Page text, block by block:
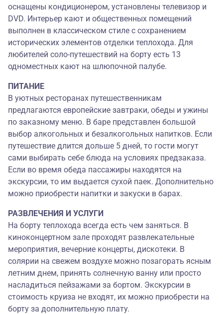
оснащены кондиционером, установлены телевизор и
DVD. Интерьер кают и общественных помещений
выполнен в классическом стиле с сохранением
исторических элементов отделки теплохода. Для
любителей соло-путешествий на борту есть 13
одноместных кают на шлюпочной палубе.
ПИТАНИЕ
В уютных ресторанах путешественникам
предлагаются европейские завтраки, обеды и ужины
по заказному меню. В баре представлен большой
выбор алкогольных и безалкогольных напитков. Если
путешествие длится дольше 5 дней, то гости могут
сами выбирать себе блюда на условиях предзаказа.
Если во время обеда пассажиры находятся на
экскурсии, то им выдается сухой паек. Дополнительно
можно приобрести напитки и закуски в барах.
РАЗВЛЕЧЕНИЯ И УСЛУГИ
На борту теплохода всегда есть чем заняться. В
киноконцертном зале проходят развлекательные
мероприятия, вечерние концерты, дискотеки. В
солярии на свежем воздухе можно позагорать ясным
летним днем, принять солнечную ванну или просто
насладиться пейзажами за бортом. Экскурсии в
стоимость круиза не входят, их можно приобрести на
борту за дополнительную плату.